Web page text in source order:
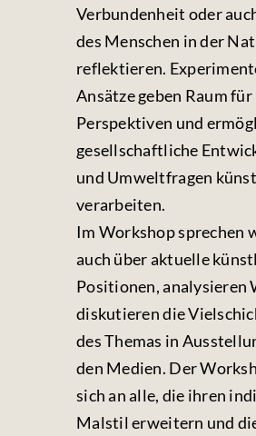
Verbundenheit oder
des Menschen in der
reflektieren.
Ansätze geben Raum für
Perspektiven und
gesellschaftliche
und Umweltfragen
verarbeiten.
Im Workshop sprechen
auch über aktuelle
Positionen, analysieren
diskutieren die
des Themas in
den Medien. Der
sich an alle, die ihren
Malstil erweitern und